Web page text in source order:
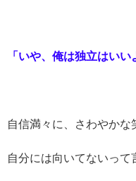
「いや、俺は独立はいい
自信満々に、さわやかな
自分には向いてないって